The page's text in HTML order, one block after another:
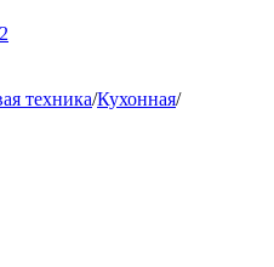
техника/Кухонная/